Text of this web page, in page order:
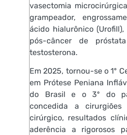
vasectomia
grampeador,
ácido hialurônico
pós-câncer de
testosterona.
Em 2025, tornou-se o 1º
em Prótese Peniana
do Brasil e o 3º do
concedida a
cirúrgico, resultados
aderência a rigorosos